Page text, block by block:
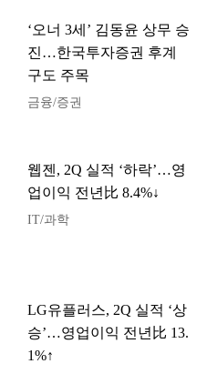
‘오너 3세’ 김동윤 상무 승
진…한국투자증권 후계
구도 주목
금융/증권
웹젠, 2Q 실적 ‘하락’…영
업이익 전년比 8.4%↓
IT/과학
LG유플러스, 2Q 실적 ‘상
승’…영업이익 전년比 13.
1%↑